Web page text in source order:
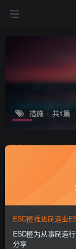
措施 共1篇
排序 更新 浏览
ESD圈推进制造业
ESD圈为从事制造
分享